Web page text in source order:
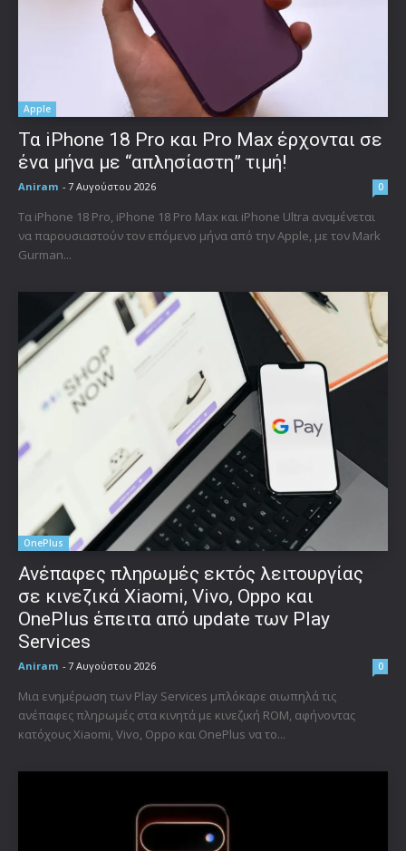
Apple
Τα iPhone 18 Pro και Pro Max έρχονται σε
ένα μήνα με “απλησίαστη” τιμή!
Aniram - 7 Αυγούστου 2026 0
Τα iPhone 18 Pro, iPhone 18 Pro Max και iPhone Ultra αναμένεται
να παρουσιαστούν τον επόμενο μήνα από την Apple, με τον Mark
Gurman...
OnePlus
Ανέπαφες πληρωμές εκτός λειτουργίας
σε κινεζικά Xiaomi, Vivo, Oppo και
OnePlus έπειτα από update των Play
Services
Aniram - 7 Αυγούστου 2026 0
Μια ενημέρωση των Play Services μπλόκαρε σιωπηλά τις
ανέπαφες πληρωμές στα κινητά με κινεζική ROM, αφήνοντας
κατόχους Xiaomi, Vivo, Oppo και OnePlus να το...